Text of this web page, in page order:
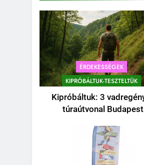
ÉRDEKESSÉGEK
KIPRÓBÁLTUK-TESZTELTÜK
Kipróbáltuk: 3
túraútvonal Budapest
autó.
CSALÁD-GYEREK-KAPCSOLATOK